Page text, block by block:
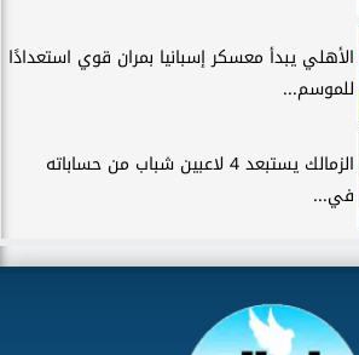
الأهلي يبدأ معسكر إسبانيا بمران قوي استعدادًا
للموسم...
الزمالك يستبعد 4 لاعبين شباب من حساباته
في...